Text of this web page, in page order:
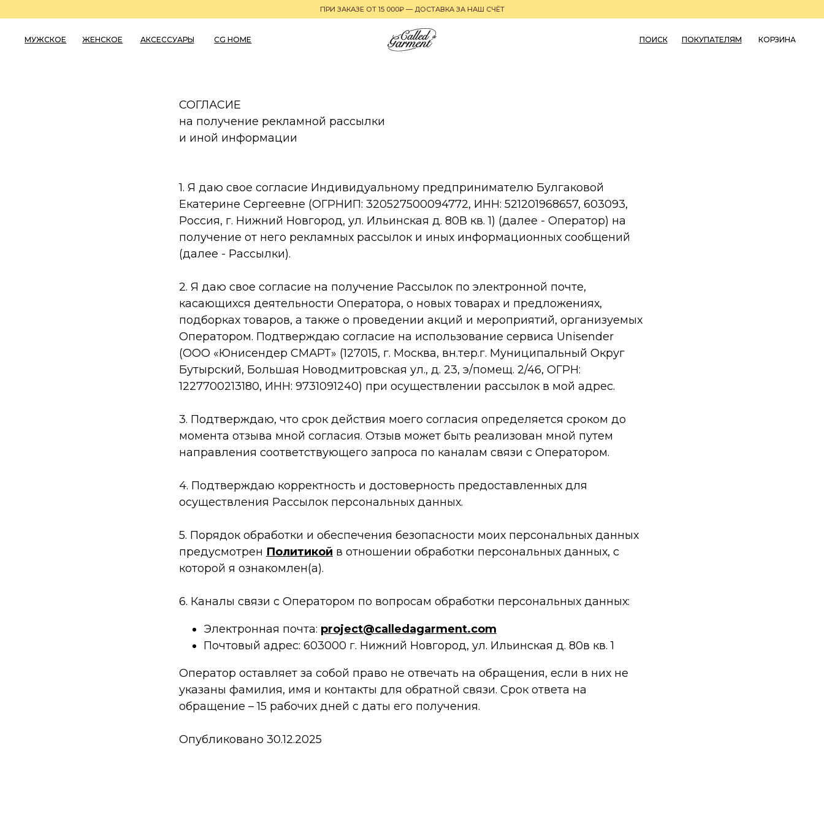
МУЖСКОЕ ЖЕНСКОЕ ПОКУПАТЕЛЯМ
АКСЕССУАРЫ CG HOME КОРЗИНА
ПОИСК
ПРИ ЗАКАЗЕ ОТ 15 000₽ — ДОСТАВКА ЗА НАШ СЧЁТ
СОГЛАСИЕ
на получение рекламной рассылки
и иной информации
1. Я даю свое согласие Индивидуальному предпринимателю Булгаковой
Екатерине Сергеевне (ОГРНИП: 320527500094772, ИНН: 521201968657, 603093,
Россия, г. Нижний Новгород, ул. Ильинская д. 80В кв. 1) (далее - Оператор) на
получение от него рекламных рассылок и иных информационных сообщений
(далее - Рассылки).
2. Я даю свое согласие на получение Рассылок по электронной почте,
касающихся деятельности Оператора, о новых товарах и предложениях,
подборках товаров, а также о проведении акций и мероприятий, организуемых
Оператором. Подтверждаю согласие на использование сервиса Unisender
(ООО «Юнисендер СМАРТ» (127015, г. Москва, вн.тер.г. Муниципальный Округ
Бутырский, Большая Новодмитровская ул., д. 23, э/помещ. 2/46, ОГРН:
1227700213180, ИНН: 9731091240) при осуществлении рассылок в мой адрес.
3. Подтверждаю, что срок действия моего согласия определяется сроком до
момента отзыва мной согласия. Отзыв может быть реализован мной путем
направления соответствующего запроса по каналам связи с Оператором.
4. Подтверждаю корректность и достоверность предоставленных для
осуществления Рассылок персональных данных.
5. Порядок обработки и обеспечения безопасности моих персональных данных
предусмотрен Политикой в отношении обработки персональных данных, с
которой я ознакомлен(а).
6. Каналы связи с Оператором по вопросам обработки персональных данных:
Электронная почта: project@calledagarment.com
Почтовый адрес: 603000 г. Нижний Новгород, ул. Ильинская д. 80в кв. 1
Оператор оставляет за собой право не отвечать на обращения, если в них не
указаны фамилия, имя и контакты для обратной связи. Срок ответа на
обращение – 15 рабочих дней с даты его получения.
Опубликовано 30.12.2025